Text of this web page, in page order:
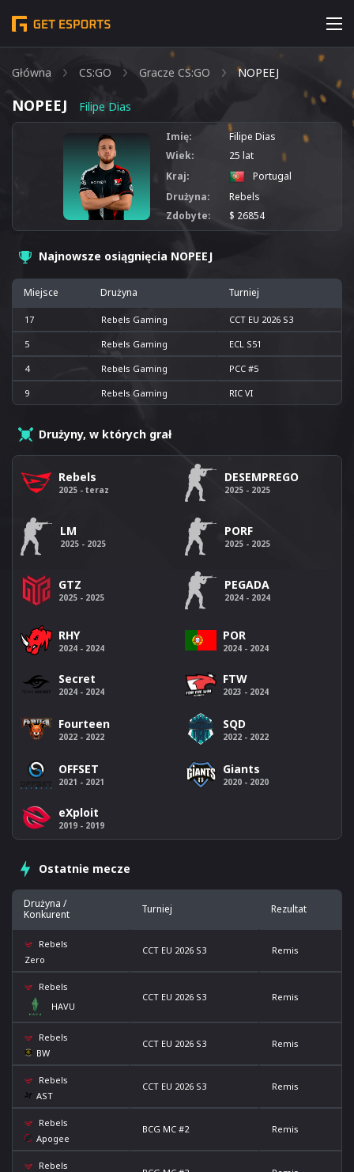
Główna CS:GO Gracze CS:GO NOPEEJ
NOPEEJ Filipe Dias
Imię:
Filipe Dias
Wiek:
25 lat
Kraj:
Portugal
Drużyna:
Rebels
Zdobyte:
$ 26854
Najnowsze osiągnięcia NOPEEJ
Miejsce Drużyna Turniej
17 Rebels Gaming CCT EU 2026 S3
5 Rebels Gaming ECL S51
4 Rebels Gaming PCC #5
9 Rebels Gaming RIC VI
Ostatnie mecze
Drużyna /
Konkurent
Turniej Rezultat
Rebels
Zero
CCT EU 2026 S3 Remis
Rebels
HAVU
CCT EU 2026 S3 Remis
Rebels
BW
CCT EU 2026 S3 Remis
Rebels
AST
CCT EU 2026 S3 Remis
Rebels
Apogee
BCG MC #2 Remis
Rebels
Drużyny, w których grał
Rebels
2025 - teraz
DESEMPREGO
2025 - 2025
LM
2025 - 2025
PORF
2025 - 2025
GTZ
2025 - 2025
PEGADA
2024 - 2024
RHY
2024 - 2024
POR
2024 - 2024
Secret
2024 - 2024
FTW
2023 - 2024
Fourteen
2022 - 2022
SQD
2022 - 2022
OFFSET
2021 - 2021
Giants
2020 - 2020
eXploit
2019 - 2019